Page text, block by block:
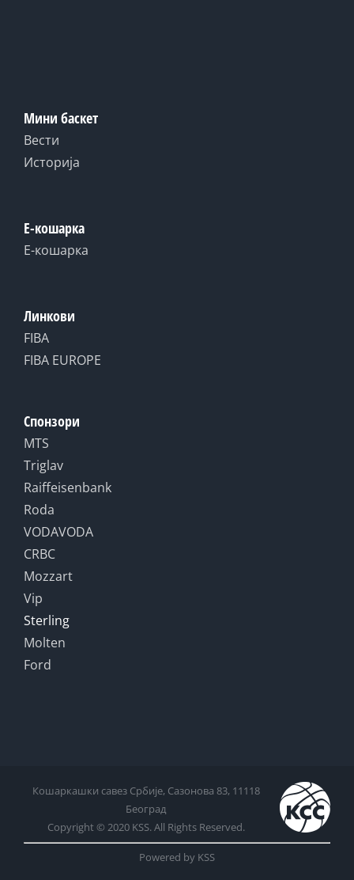
Мини баскет
Вести
Историја
Е-кошарка
Е-кошарка
Линкови
FIBA
FIBA EUROPE
Спонзори
MTS
Triglav
Raiffeisenbank
Roda
VODAVODA
CRBC
Mozzart
Vip
Sterling
Molten
Ford
Кошаркашки савез Србије, Сазонова 83, 11118
Београд
Copyright © 2020 KSS. All Rights Reserved.
Powered by KSS